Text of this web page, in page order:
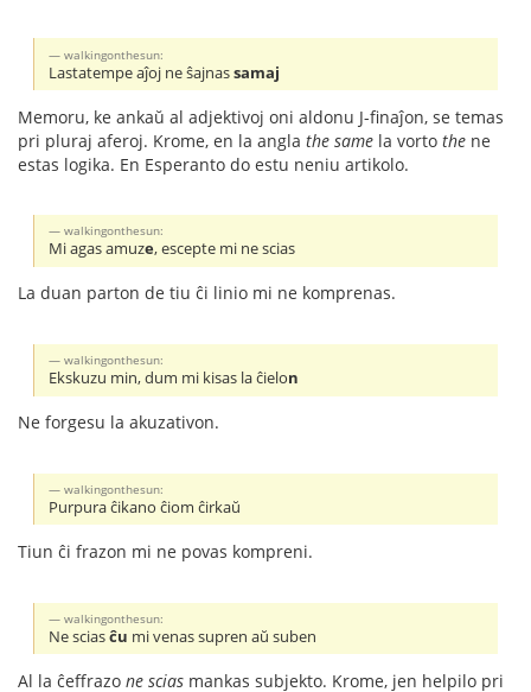
walkingonthesun:
Lastatempe aĵoj ne ŝajnassamaj
Memoru, ke ankaŭ al adjektivoj oni aldonu J-finaĵon, se temas
pri pluraj aferoj. Krome, en la angla the same la vorto the ne
estas logika. En Esperanto do estu neniu artikolo.
walkingonthesun:
Mi agas amuze, escepte mi ne scias
La duan parton de tiu ĉi linio mi ne komprenas.
walkingonthesun:
Ekskuzu min, dum mi kisas la ĉielon
Ne forgesu la akuzativon.
walkingonthesun:
Purpura ĉikano ĉiom ĉirkaŭ
Tiun ĉi frazon mi ne povas kompreni.
walkingonthesun:
Ne sciasĉu mi venas supren aŭ suben
Al la ĉeffrazo ne scias mankas subjekto. Krome, jen helpilo pri